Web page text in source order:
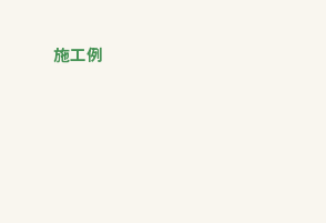
施工例